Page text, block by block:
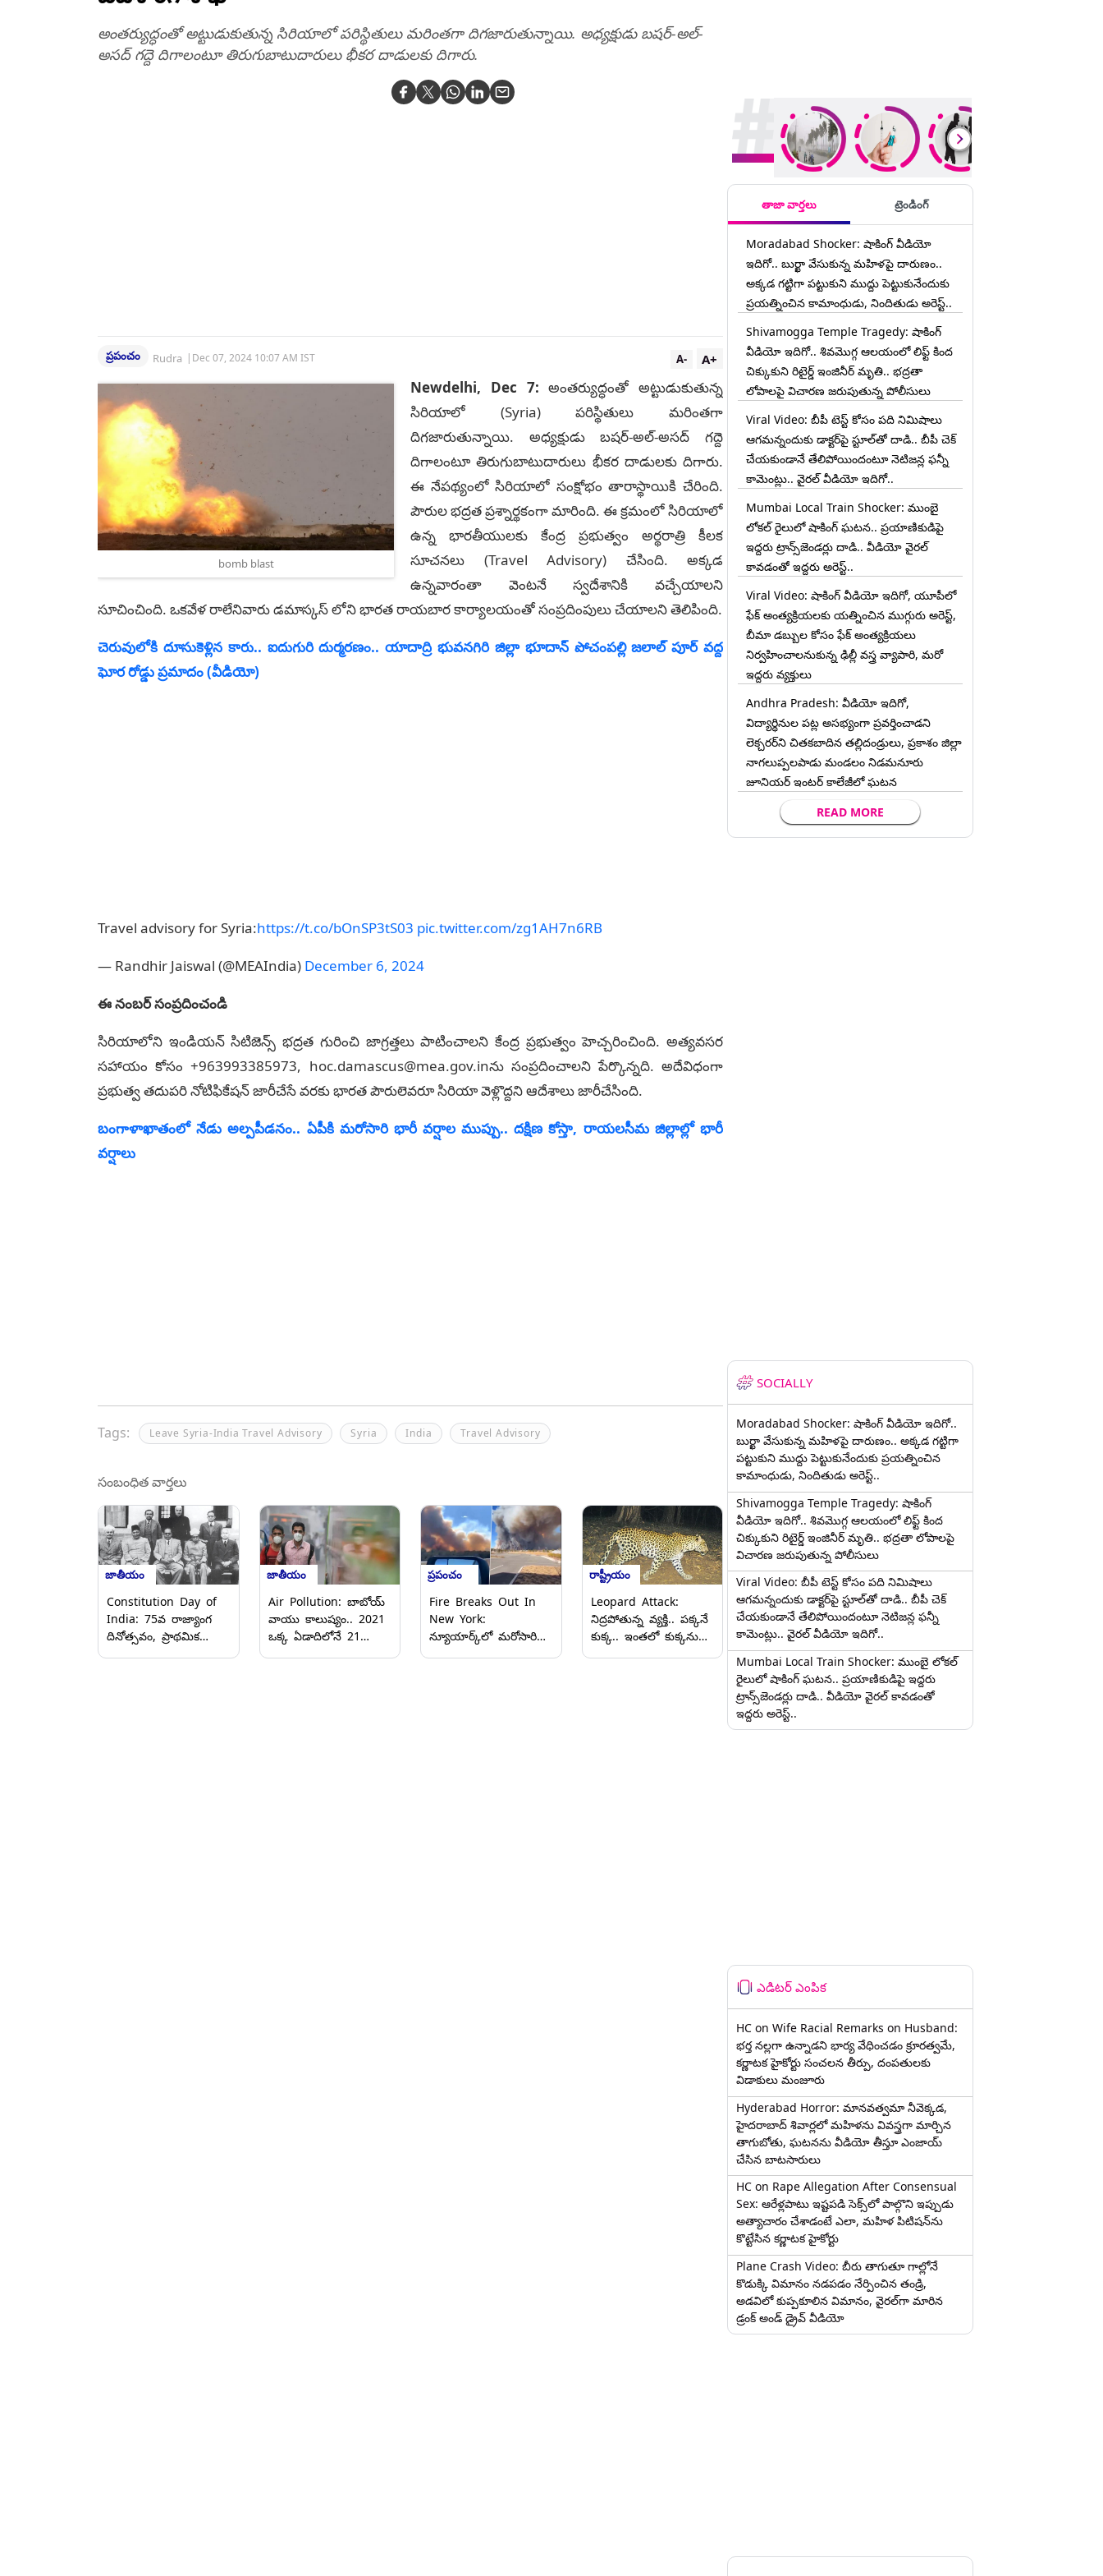
అంతర్యుద్ధంతో అట్టుడుకుతున్న సిరియాలో పరిస్థితులు మరింతగా దిగజారుతున్నాయి. అధ్యక్షుడు బషర్‌-అల్‌-
అసద్‌ గద్దె దిగాలంటూ తిరుగుబాటుదారులు భీకర దాడులకు దిగారు.
ప్రపంచం Rudra | Dec 07, 2024 10:07 AM IST A+
A-
bomb blast
Newdelhi, Dec 7: అంతర్యుద్ధంతో అట్టుడుకుతున్న
సిరియాలో (Syria) పరిస్థితులు మరింతగా
దిగజారుతున్నాయి. అధ్యక్షుడు బషర్‌-అల్‌-అసద్‌ గద్దె
దిగాలంటూ తిరుగుబాటుదారులు భీకర దాడులకు దిగారు.
ఈ నేపథ్యంలో సిరియాలో సంక్షోభం తారాస్థాయికి చేరింది.
పౌరుల భద్రత ప్రశ్నార్థకంగా మారింది. ఈ క్రమంలో సిరియాలో
ఉన్న భారతీయులకు కేంద్ర ప్రభుత్వం అర్థరాత్రి కీలక
సూచనలు (Travel Advisory) చేసింది. అక్కడ
ఉన్నవారంతా వెంటనే స్వదేశానికి వచ్చేయాలని
సూచించింది. ఒకవేళ రాలేనివారు డమాస్కస్‌ లోని భారత రాయబార కార్యాలయంతో సంప్రదింపులు చేయాలని తెలిపింది.
చెరువులోకి దూసుకెళ్లిన కారు.. ఐదుగురి దుర్మ‌ర‌ణం.. యాదాద్రి భువ‌న‌గిరి జిల్లా భూదాన్ పోచంప‌ల్లి జ‌లాల్‌ పూర్ వద్ద
ఘోర రోడ్డు ప్రమాదం (వీడియో)
Travel advisory for Syria:https://t.co/bOnSP3tS03 pic.twitter.com/zg1AH7n6RB
— Randhir Jaiswal (@MEAIndia) December 6, 2024
ఈ నంబర్ సంప్రదించండి
సిరియాలోని ఇండియన్ సిటిజెన్స్ భద్రత గురించి జాగ్రత్తలు పాటించాలని కేంద్ర ప్రభుత్వం హెచ్చరించింది. అత్యవసర
సహాయం కోసం +963993385973, hoc.damascus@mea.gov.inను సంప్రదించాలని పేర్కొన్నది. అదేవిధంగా
ప్రభుత్వ తదుపరి నోటిఫికేషన్‌ జారీచేసే వరకు భారత పౌరులెవరూ సిరియా వెళ్లొద్దని ఆదేశాలు జారీచేసింది.
బంగాళాఖాతంలో నేడు అల్పపీడనం.. ఏపీకి మరోసారి భారీ వర్షాల ముప్పు.. దక్షిణ కోస్తా, రాయలసీమ జిల్లాల్లో భారీ
వర్షాలు
Tags: Leave Syria-India Travel Advisory Syria India Travel Advisory
సంబంధిత వార్తలు
జాతీయం
Constitution Day of
India: 75వ రాజ్యాంగ
దినోత్సవం, ప్రాథమిక
జాతీయం
Air Pollution: బాబోయ్
వాయు కాలుష్యం.. 2021
ఒక్క ఏడాదిలోనే 21
ప్రపంచం
Fire Breaks Out In
New York:
న్యూయార్క్‌లో మరోసారి
రాష్ట్రీయం
Leopard Attack:
నిద్రపోతున్న వ్యక్తి.. పక్కనే
కుక్క.. ఇంతలో కుక్కను
తాజా వార్తలు ట్రెండింగ్
Moradabad Shocker: షాకింగ్ వీడియో
ఇదిగో.. బుర్ఖా వేసుకున్న మహిళపై దారుణం..
అక్కడ గట్టిగా పట్టుకుని ముద్దు పెట్టుకునేందుకు
ప్రయత్నించిన కామాంధుడు, నిందితుడు అరెస్ట్..
Shivamogga Temple Tragedy: షాకింగ్
వీడియో ఇదిగో.. శివమొగ్గ ఆలయంలో లిఫ్ట్ కింద
చిక్కుకుని రిటైర్డ్ ఇంజినీర్ మృతి.. భద్రతా
లోపాలపై విచారణ జరుపుతున్న పోలీసులు
Viral Video: బీపీ టెస్ట్‌ కోసం పది నిమిషాలు
ఆగమన్నందుకు డాక్టర్‌పై స్టూల్‌తో దాడి.. బీపీ చెక్
చేయకుండానే తేలిపోయిందంటూ నెటిజన్ల ఫన్నీ
కామెంట్లు.. వైరల్ వీడియో ఇదిగో..
Mumbai Local Train Shocker: ముంబై
లోకల్ రైలులో షాకింగ్ ఘటన.. ప్రయాణికుడిపై
ఇద్దరు ట్రాన్స్‌జెండర్లు దాడి.. వీడియో వైరల్
కావడంతో ఇద్దరు అరెస్ట్..
Viral Video: షాకింగ్ వీడియో ఇదిగో, యూపీలో
ఫేక్ అంత్యక్రియలకు యత్నించిన ముగ్గురు అరెస్ట్,
బీమా డబ్బుల కోసం ఫేక్ అంత్యక్రియలు
నిర్వహించాలనుకున్న ఢిల్లీ వస్త్ర వ్యాపారి, మరో
ఇద్దరు వ్యక్తులు
Andhra Pradesh: వీడియో ఇదిగో,
విద్యార్థినుల పట్ల అసభ్యంగా ప్రవర్తించాడని
లెక్చ‌ర‌ర్‌ని చిత‌క‌బాదిన త‌ల్లిదండ్రులు, ప్రకాశం జిల్లా
నాగలుప్పలపాడు మండలం నిడమనూరు
జూనియర్ ఇంటర్ కాలేజీలో ఘటన
READ MORE
SOCIALLY
Moradabad Shocker: షాకింగ్ వీడియో ఇదిగో..
బుర్ఖా వేసుకున్న మహిళపై దారుణం.. అక్కడ గట్టిగా
పట్టుకుని ముద్దు పెట్టుకునేందుకు ప్రయత్నించిన
కామాంధుడు, నిందితుడు అరెస్ట్..
Shivamogga Temple Tragedy: షాకింగ్
వీడియో ఇదిగో.. శివమొగ్గ ఆలయంలో లిఫ్ట్ కింద
చిక్కుకుని రిటైర్డ్ ఇంజినీర్ మృతి.. భద్రతా లోపాలపై
విచారణ జరుపుతున్న పోలీసులు
Viral Video: బీపీ టెస్ట్‌ కోసం పది నిమిషాలు
ఆగమన్నందుకు డాక్టర్‌పై స్టూల్‌తో దాడి.. బీపీ చెక్
చేయకుండానే తేలిపోయిందంటూ నెటిజన్ల ఫన్నీ
కామెంట్లు.. వైరల్ వీడియో ఇదిగో..
Mumbai Local Train Shocker: ముంబై లోకల్
రైలులో షాకింగ్ ఘటన.. ప్రయాణికుడిపై ఇద్దరు
ట్రాన్స్‌జెండర్లు దాడి.. వీడియో వైరల్ కావడంతో
ఇద్దరు అరెస్ట్..
ఎడిటర్ ఎంపిక
HC on Wife Racial Remarks on Husband:
భర్త న‌ల్ల‌గా ఉన్నాడ‌ని భార్య వేధించ‌డం క్రూర‌త్వ‌మే,
కర్ణాటక హైకోర్టు సంచలన తీర్పు, దంపతులకు
విడాకులు మంజూరు
Hyderabad Horror: మానవత్వమా నీవెక్కడ,
హైదరాబాద్ శివార్లలో మహిళను వివస్త్రగా మార్చిన
తాగుబోతు, ఘటనను వీడియో తీస్తూ ఎంజాయ్
చేసిన బాటసారులు
HC on Rape Allegation After Consensual
Sex: ఆరేళ్లపాటు ఇష్టపడి సెక్స్‌లో పాల్గొని ఇప్పుడు
అత్యాచారం చేశాడంటే ఎలా, మహిళ పిటిషన్‌ను
కొట్టేసిన కర్ణాటక హైకోర్టు
Plane Crash Video: బీరు తాగుతూ గాల్లోనే
కొడుక్కి విమానం నడపడం నేర్పించిన తండ్రి,
అడవిలో కుప్పకూలిన విమానం, వైరల్‌గా మారిన
డ్రంక్‌ అండ్ డ్రైవ్ వీడియో